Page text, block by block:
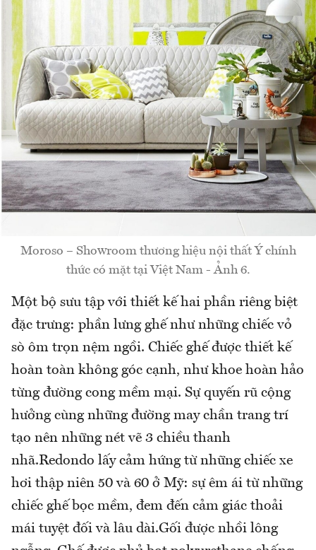
Moroso – Showroom thương hiệu nội thất Ý chính
thức có mặt tại Việt Nam - Ảnh 6.
Một bộ sưu tập với thiết kế hai phần riêng biệt
đặc trưng: phần lưng ghế như những chiếc vỏ
sò ôm trọn nệm ngồi. Chiếc ghế được thiết kế
hoàn toàn không góc cạnh, như khoe hoàn hảo
từng đường cong mềm mại. Sự quyến rũ cộng
hưởng cùng những đường may chần trang trí
tạo nên những nét vẽ 3 chiều thanh
nhã.Redondo lấy cảm hứng từ những chiếc xe
hơi thập niên 50 và 60 ở Mỹ: sự êm ái từ những
chiếc ghế bọc mềm, đem đến cảm giác thoải
mái tuyệt đối và lâu dài.Gối được nhồi lông